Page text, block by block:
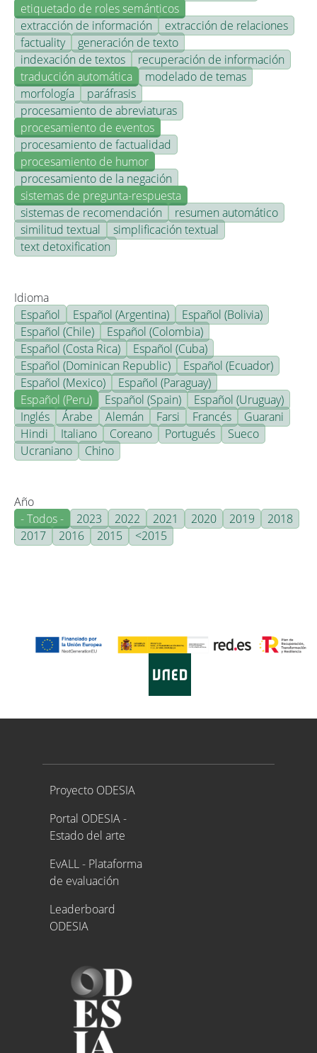
etiquetado de roles semánticos
extracción de información
extracción de relaciones
factuality
generación de texto
indexación de textos
recuperación de información
traducción automática
modelado de temas
morfología
paráfrasis
procesamiento de abreviaturas
procesamiento de eventos
procesamiento de factualidad
procesamiento de humor
procesamiento de la negación
sistemas de pregunta-respuesta
sistemas de recomendación
resumen automático
similitud textual
simplificación textual
text detoxification
Idioma
Español
Español (Argentina)
Español (Bolivia)
Español (Chile)
Español (Colombia)
Español (Costa Rica)
Español (Cuba)
Español (Dominican Republic)
Español (Ecuador)
Español (Mexico)
Español (Paraguay)
Español (Peru)
Español (Spain)
Español (Uruguay)
Inglés
Árabe Alemán Farsi Francés
Guarani
Hindi
Italiano Coreano Portugués
Sueco
Ucraniano
Chino
Año
- Todos -
2023 2022 2021 2020 2019
2018
2017
2016 2015 <2015
Proyecto ODESIA
Proyecto ODESIA
Portal ODESIA -
Estado del arte
EvALL - Plataforma
de evaluación
Leaderboard
ODESIA